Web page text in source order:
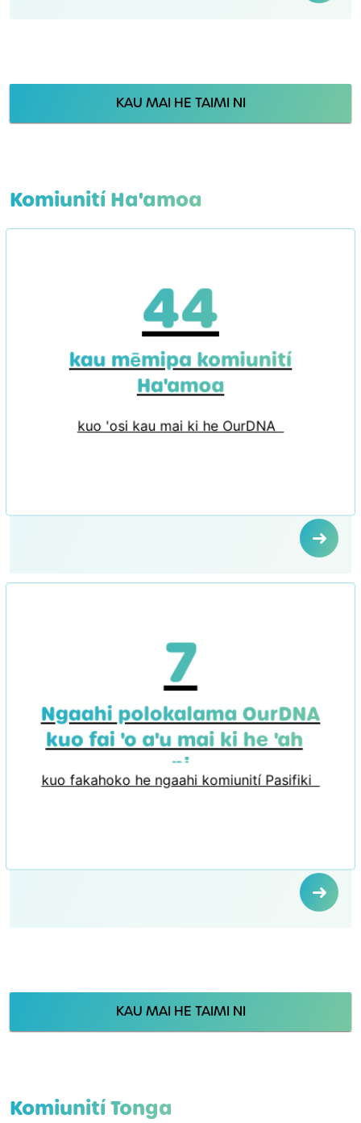
KAU MAI HE TAIMI NI
Komiunití Ha'amoa
44
kau mēmipa komiunití
Ha'amoa
kuo 'osi kau mai ki he OurDNA
7
Ngaahi polokalama OurDNA
kuo fai 'o a'u mai ki he 'aho
ni
kuo fakahoko he ngaahi komiunití Pasifiki
KAU MAI HE TAIMI NI
Komiunití Tonga